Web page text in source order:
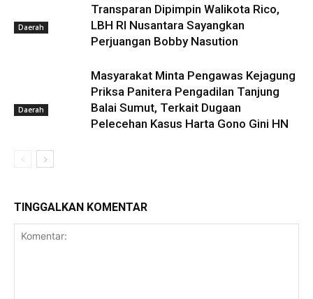
Daerah
Transparan Dipimpin Walikota Rico,
LBH RI Nusantara Sayangkan
Perjuangan Bobby Nasution
Daerah
Masyarakat Minta Pengawas Kejagung
Priksa Panitera Pengadilan Tanjung
Balai Sumut, Terkait Dugaan
Pelecehan Kasus Harta Gono Gini HN
TINGGALKAN KOMENTAR